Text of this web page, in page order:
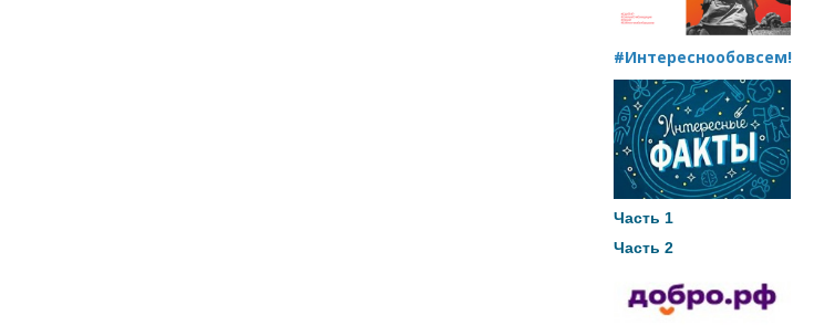
#Интереснообовсем!
Часть 1
Часть 2